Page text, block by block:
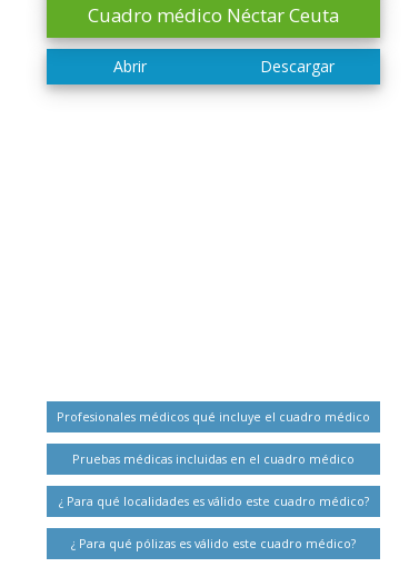
Cuadro médico Néctar Ceuta
Profesionales médicos qué incluye el cuadro médico
Pruebas médicas incluidas en el cuadro médico
¿ Para qué localidades es válido este cuadro médico?
¿ Para qué pólizas es válido este cuadro médico?